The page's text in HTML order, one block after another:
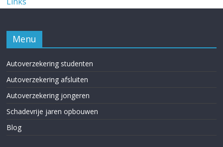
Menu
Autoverzekering studenten
Autoverzekering afsluiten
Autoverzekering jongeren
Schadevrije jaren opbouwen
Blog